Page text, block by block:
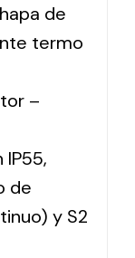
de
termo
–
de
y S2